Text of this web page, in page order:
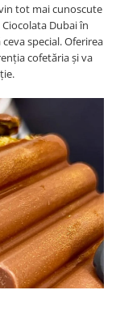
tot mai cunoscute
Dubai în
special. Oferirea
cofetăria și va